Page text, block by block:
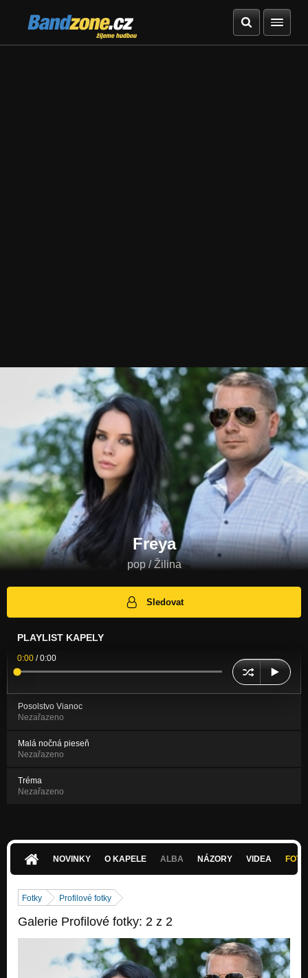
Bandzone.cz
žijeme hudbou
Freya
pop / Žilina
Sledovat
PLAYLIST KAPELY
0:00 /0:00
Posolstvo Vianoc
Nezařazeno
Malá nočná pieseň
Nezařazeno
Tréma
Nezařazeno
NOVINKY O KAPELE ALBA NÁZORY VIDEA
Fotky Profilové fotky
Galerie Profilové fotky: 2 z 2